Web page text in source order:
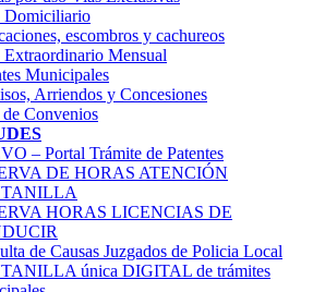
Domiciliario
escombros y cachureos
Extraordinario Mensual
Municipales
Arriendos y Concesiones
de Convenios
– Portal Trámite de Patentes
DE HORAS ATENCIÓN
HORAS LICENCIAS DE
de Causas Juzgados de Policia Local
única DIGITAL de trámites